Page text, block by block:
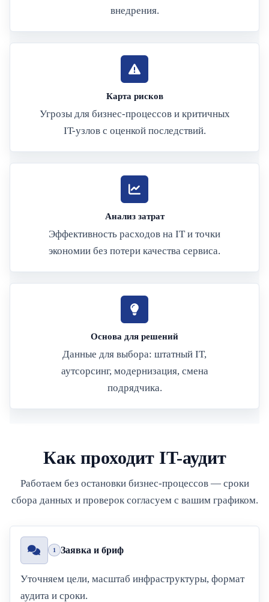
внедрения.
Карта рисков
Угрозы для бизнес-процессов и критичных
IT-узлов с оценкой последствий.
Анализ затрат
Эффективность расходов на IT и точки
экономии без потери качества сервиса.
Основа для решений
Данные для выбора: штатный IT,
аутсорсинг, модернизация, смена
подрядчика.
Как проходит IT-аудит
Работаем без остановки бизнес-процессов — сроки
сбора данных и проверок согласуем с вашим графиком.
1 Заявка и бриф
Уточняем цели, масштаб инфраструктуры, формат
аудита и сроки.